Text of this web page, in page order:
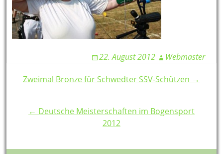
22. August 2012 Webmaster
PostZweimal Bronze für Schwedter SSV-Schützen →
← Deutsche Meisterschaften im Bogensport
2012